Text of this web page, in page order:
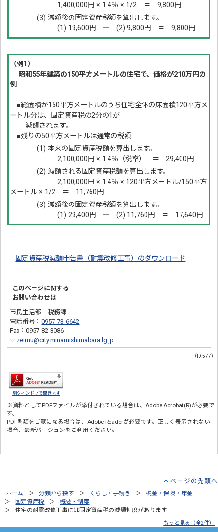
1,400,000円 × 1.4％ × 1/2 ＝ 9,800円
(3) 減額後の固定資産税額を算出します。
(1) 19,600円 ― (2) 9,800円 ＝ 9,800円
（例1）
昭和55年建築の150平方メートルの住宅で、価格が210万円の
例
■総面積が150平方メートルのうち住宅全体の床面積120平方メ
ートル分は、固定資産税の2分の1が
減額されます。
■残りの50平方メートルは通常の税額
(1) 本来の固定資産税額を算出します。
2,100,000円 × 1.4％（税率） ＝ 29,400円
(2) 減額される固定資産税額を算出します。
2,100,000円 × 1.4％ × 120平方メートル/150平方
メートル × 1/2 ＝ 11,760円
(3) 減額後の固定資産税額を算出します。
(1) 29,400円 ― (2) 11,760円 ＝ 17,640円
固定資産税減額申告書（耐震改修工事）のダウンロード
このページに関する
お問い合わせは
市民生活部 税務課
電話番号：0957-73-6642
Fax：0957-82-3086
zeimu@city.minamishimabara.lg.jp
（ID:577）
別ウィンドウで開きます
※資料としてPDFファイルが添付されている場合は、Adobe Acrobat(R)が必要で
す。
PDF書類をご覧になる場合は、Adobe Readerが必要です。正しく表示されない
場合、最新バージョンをご利用ください。
ページの先頭へ
ホーム 分類から探す くらし・手続き
税金・保険・年金
固定資産税
概要・制度
住宅の耐震改修工事には固定資産税の減額制度があります
もっと見る（全2件）